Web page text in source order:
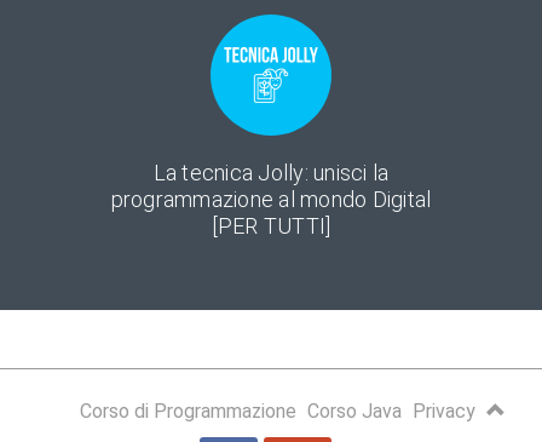
La tecnica Jolly: unisci la
programmazione al mondo Digital
[PER TUTTI]
Corso di Programmazione Corso Java Privacy